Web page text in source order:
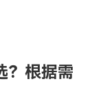
？根据需